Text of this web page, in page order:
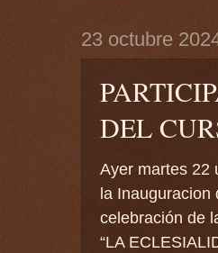
23 octubre
DEL
Ayer martes 22
la Inauguracion
celebración de
“LA